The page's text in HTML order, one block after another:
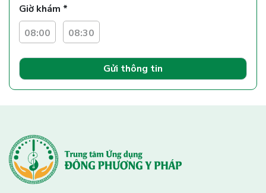
Giờ khám *
08:00
08:30
Gửi thông tin